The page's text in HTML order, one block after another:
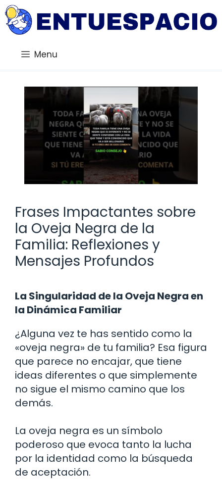
Saltar
al
contenido
Menu
Frases Impactantes sobre
la Oveja Negra de la
Familia: Reflexiones y
Mensajes Profundos
La Singularidad de la Oveja Negra en
la Dinámica Familiar
¿Alguna vez te has sentido como la
«oveja negra» de tu familia? Esa figura
que parece no encajar, que tiene
ideas diferentes o que simplemente
no sigue el mismo camino que los
demás.
La oveja negra es un símbolo
poderoso que evoca tanto la lucha
por la identidad como la búsqueda
de aceptación.